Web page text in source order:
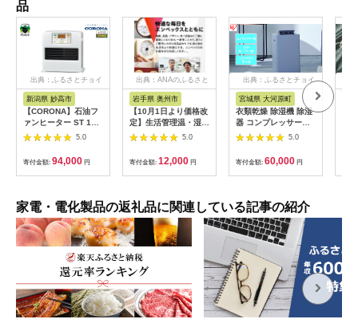
品
出典：ふるさとチョイ
ス
新潟県 妙高市
【CORONA】石油フ
ァンヒーター ST 10
～13畳用 パールホワ
ST3625BY(W)
5.0
寄付金額: 94,000 円
出典：ANAのふるさと
納税
岩手県 奥州市
【10月1日より価格改
定】生活管理温・湿度
計 TM-2441 [AJ049]
5.0
寄付金額: 12,000 円
出典：ふるさとチョイ
宮城県 大河原町
衣類乾燥 除湿機 除湿
器 コンプレッサー式
除湿量 7L IJC-P70-H
グレー 梅雨 洗濯物干
し 室内物干し 部屋干
し 結露対策 節電 省エ
ネ 花粉対策 湿気 寝室
ヤマ
5.0
寄付金額: 60,000 円
家電・電化製品の返礼品に関連している記事の紹介